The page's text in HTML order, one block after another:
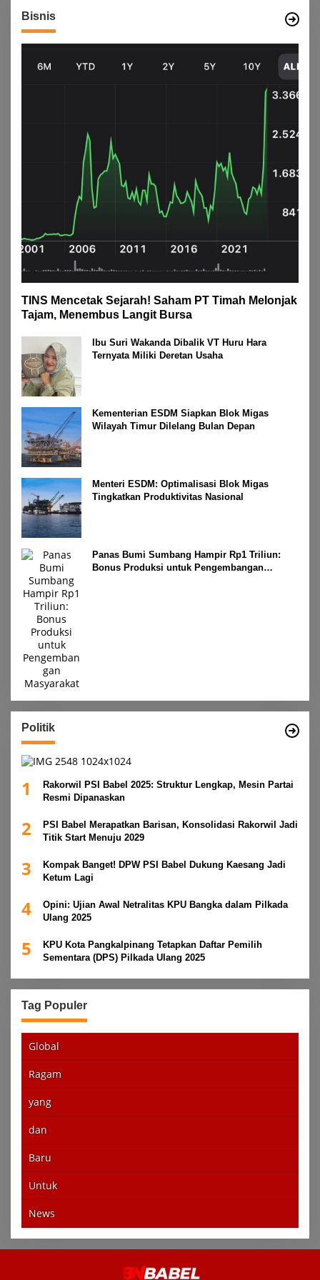
Bisnis
TINS Mencetak Sejarah! Saham PT Timah Melonjak
Tajam, Menembus Langit Bursa
Ibu Suri Wakanda Dibalik VT Huru Hara
Ternyata Miliki Deretan Usaha
Kementerian ESDM Siapkan Blok Migas
Wilayah Timur Dilelang Bulan Depan
Menteri ESDM: Optimalisasi Blok Migas
Tingkatkan Produktivitas Nasional
Panas Bumi Sumbang Hampir Rp1 Triliun:
Bonus Produksi untuk Pengembangan
Politik
1
Rakorwil PSI Babel 2025: Struktur Lengkap, Mesin Partai
Resmi Dipanaskan
2
PSI Babel Merapatkan Barisan, Konsolidasi Rakorwil Jadi
Titik Start Menuju 2029
3
Kompak Banget! DPW PSI Babel Dukung Kaesang Jadi
Ketum Lagi
4
Opini: Ujian Awal Netralitas KPU Bangka dalam Pilkada
Ulang 2025
5
KPU Kota Pangkalpinang Tetapkan Daftar Pemilih
Sementara (DPS) Pilkada Ulang 2025
Tag Populer
Global
Ragam
yang
dan
Baru
Untuk
News